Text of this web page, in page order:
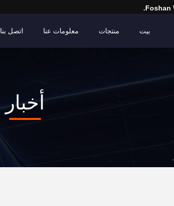
بيت منتجات معلومات عنا اتصل بنا
أخبار